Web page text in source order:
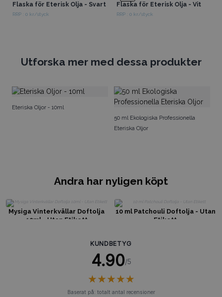
Flaska för Eterisk Olja - Svart
RRP : 0 kr/styck
Flaska för Eterisk Olja - Vit
RRP : 0 kr/styck
Utforska mer med dessa produkter
Eteriska Oljor - 10ml
50 ml Ekologiska Professionella
Eteriska Oljor
Andra har nyligen köpt
Mysiga Vinterkvällar Doftolja
10ml - Utan Etikett
10 ml Patchouli Doftolja - Utan
Etikett
KUNDBETYG
4.90/5
★★★★★
★★★★★
Baserat på: totalt antal recensioner